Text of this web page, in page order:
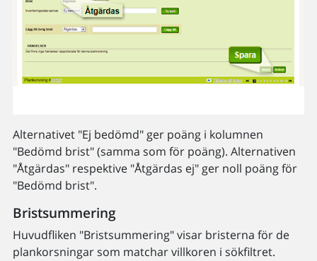
Alternativet "Ej bedömd" ger poäng i kolumnen
"Bedömd brist" (samma som för poäng). Alternativen
"Åtgärdas" respektive "Åtgärdas ej" ger noll poäng för
"Bedömd brist".
Bristsummering
Huvudfliken "Bristsummering" visar bristerna för de
plankorsningar som matchar villkoren i sökfiltret.